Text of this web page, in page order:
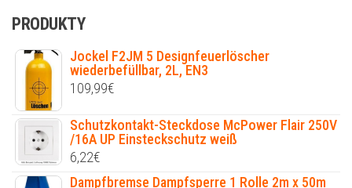
PRODUKTY
Jockel F2JM 5 Designfeuerlöscher
wiederbefüllbar, 2L, EN3
109,99€
Schutzkontakt-Steckdose McPower Flair 250V
/16A UP Einsteckschutz weiß
6,22€
Dampfbremse Dampfsperre 1 Rolle 2m x 50m